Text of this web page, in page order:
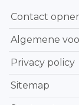
Contact
Algemene
Privacy policy
Sitemap